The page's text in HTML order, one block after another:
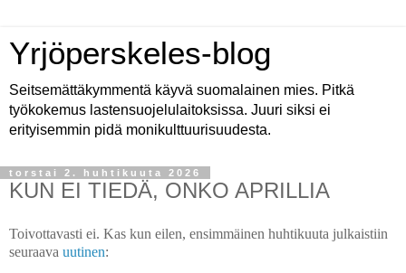
Yrjöperskeles-blog
Seitsemättäkymmentä käyvä suomalainen mies. Pitkä
työkokemus lastensuojelulaitoksissa. Juuri siksi ei
erityisemmin pidä monikulttuurisuudesta.
torstai 2. huhtikuuta 2026
KUN EI TIEDÄ, ONKO APRILLIA
Toivottavasti ei. Kas kun eilen, ensimmäinen huhtikuuta julkaistiin
seuraava uutinen: